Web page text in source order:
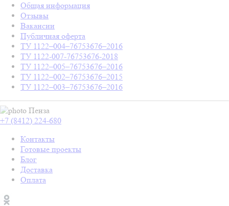
Общая информация
Отзывы
Вакансии
Публичная оферта
ТУ 1122–004–76753676–2016
ТУ 1122-007-76753676-2018
ТУ 1122–005–76753676–2016
ТУ 1122–002–76753676–2015
ТУ 1122–003–76753676–2016
Пенза
+7 (8412) 224-680
Контакты
Готовые проекты
Блог
Доставка
Оплата